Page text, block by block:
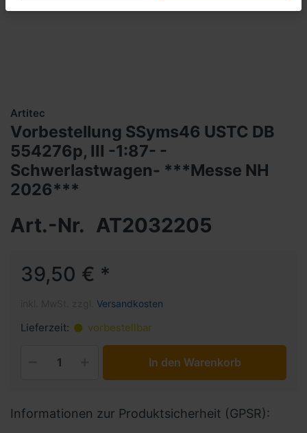
Artitec
Vorbestellung SSyms46 USTC DB
554276p, III -1:87- -
Schwerlastwagen- ***Messe NH
2026***
Art.-Nr. AT2032205
39,50 € *
Versandkosten
Lieferzeit: vorbestellbar
In den Warenkorb
Informationen zur Produktsicherheit (GPSR):